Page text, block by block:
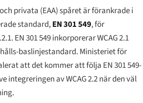
privata (EAA) spåret är förankrade i
standard,EN 301 549, för
EN 301 549 inkorporerar WCAG 2.1
baslinjestandard. Ministeriet för
att det kommer att följa EN 301 549-
integreringen av WCAG 2.2 när den väl